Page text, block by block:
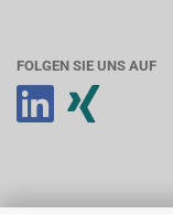
FOLGEN SIE UNS AUF